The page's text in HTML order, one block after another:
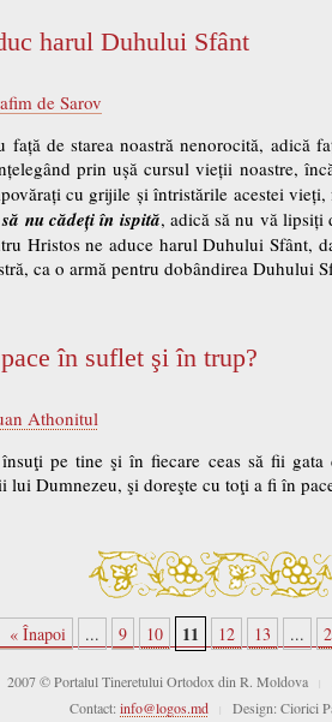
harul Duhului Sfânt
de Sarov
de starea noastră nenorocită, adică
prin ușă cursul vieții noastre,
cu grijile și întristările acestei
nu cădeți în ispită, adică să nu vă lipsiți
Hristos ne aduce harul Duhului Sfânt,
ca o armă pentru dobândirea Duhului
în suflet şi în trup?
Athonitul
pe tine şi în fiecare ceas să fii
lui Dumnezeu, şi doreşte cu toţi a fi în
« Înapoi ... 9 10 11 12 13 ...
2007 © Portalul Tineretului Ortodox din R. Moldova
Contact: info@logos.md Design: Ciorici